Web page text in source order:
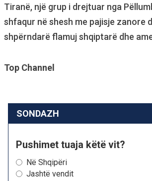
Tiranë, një grup i drejtuar nga
shfaqur në shesh me pajisje zanore
shpërndarë flamuj shqiptarë dhe
Top Channel
SONDAZH
Pushimet tuaja këtë vit?
Në Shqipëri
Jashtë vendit